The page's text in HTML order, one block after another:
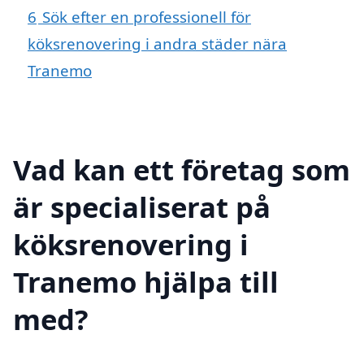
6 Sök efter en professionell för
köksrenovering i andra städer nära
Tranemo
Vad kan ett företag som
är specialiserat på
köksrenovering i
Tranemo hjälpa till
med?